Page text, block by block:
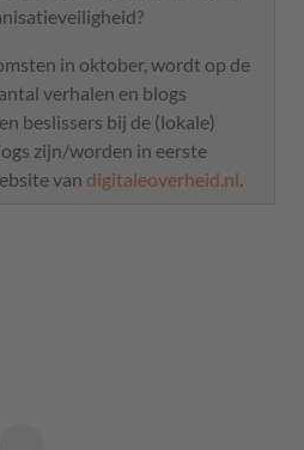
in oktober, wordt op de
verhalen en blogs
beslissers bij de (lokale)
zijn/worden in eerste
van digitaleoverheid.nl